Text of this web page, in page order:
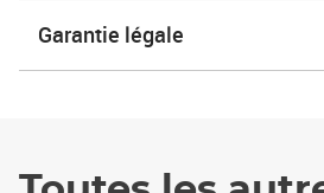
Garantie légale